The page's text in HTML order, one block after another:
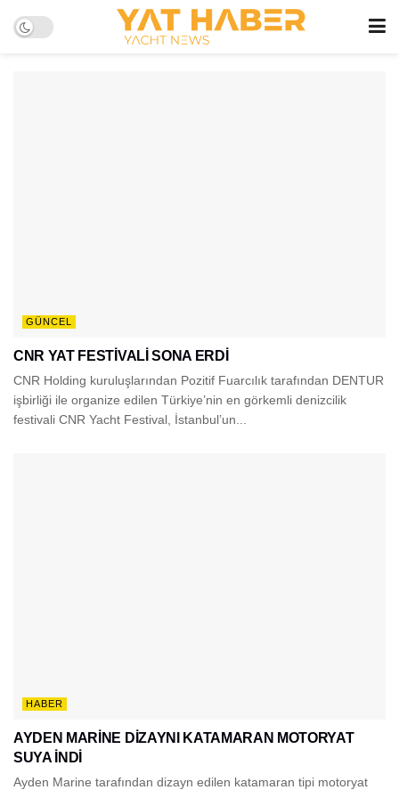
GÜNCEL
CNR YAT FESTİVALİ SONA ERDİ
CNR Holding kuruluşlarından Pozitif Fuarcılık tarafından DENTUR
işbirliği ile organize edilen Türkiye’nin en görkemli denizcilik
festivali CNR Yacht Festival, İstanbul’un...
HABER
AYDEN MARİNE DİZAYNI KATAMARAN MOTORYAT
SUYA İNDİ
Ayden Marine tarafından dizayn edilen katamaran tipi motoryat